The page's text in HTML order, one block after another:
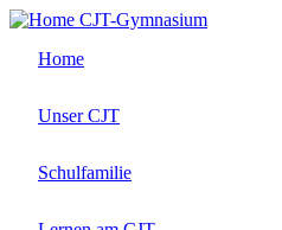
Direkt
Inhalt
CJT-Gymnasium
Home
Unser CJT
Schulfamilie